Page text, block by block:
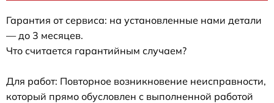
Гарантия от сервиса: на установленные нами детали
— до 3 месяцев.
Что считается гарантийным случаем?
Для работ: Повторное возникновение неисправности,
который прямо обусловлен с выполненной работой